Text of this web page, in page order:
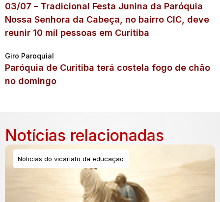
03/07 – Tradicional Festa Junina da Paróquia
Nossa Senhora da Cabeça, no bairro CIC, deve
reunir 10 mil pessoas em Curitiba
Giro Paroquial
Paróquia de Curitiba terá costela fogo de chão
no domingo
Notícias relacionadas
Noticias do vicariato da educação